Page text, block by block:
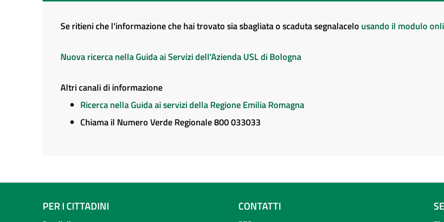
Se ritieni che l'informazione che hai trovato sia sbagliata o scaduta segnalacelo usando il modulo
Nuova ricerca nella Guida ai Servizi dell'Azienda USL di Bologna
Altri canali di informazione
Ricerca nella Guida ai servizi della Regione Emilia Romagna
Chiama il Numero Verde Regionale 800 033033
PER I CITTADINI CONTATTI